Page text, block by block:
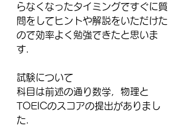
らなくなったタイミングですぐに質
問をしてヒントや解説をいただけた
ので効率よく勉強できたと思いま
す．
試験について
科目は前述の通り数学，物理と
TOEICのスコアの提出がありまし
た．